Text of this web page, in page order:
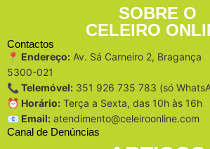
SOBRE O
CELEIRO
Contactos
📍 Endereço: Av. Sá Carneiro 2, Bragança
5300-021
📞 Telemóvel: 351 926 735 783 (só
⏰ Horário: Terça a Sexta, das 10h às 16h
📧 Email: atendimento@celeiroonline.com
Canal de Denúncias